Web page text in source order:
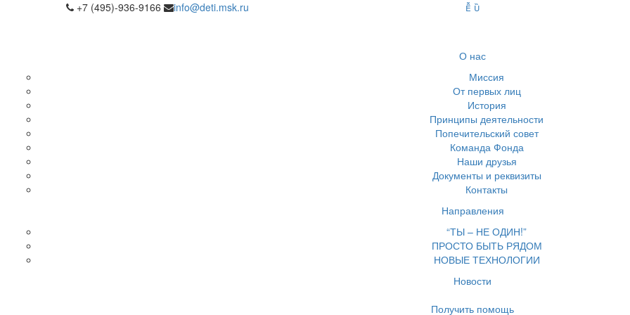
+7 (495)-936-9166
info@deti.msk.ru
О нас
Миссия
От первых лиц
История
Принципы деятельности
Попечительский совет
Команда Фонда
Наши друзья
Документы и реквизиты
Контакты
Направления
“ТЫ – НЕ ОДИН!”
ПРОСТО БЫТЬ РЯДОМ
НОВЫЕ ТЕХНОЛОГИИ
Новости
Получить помощь